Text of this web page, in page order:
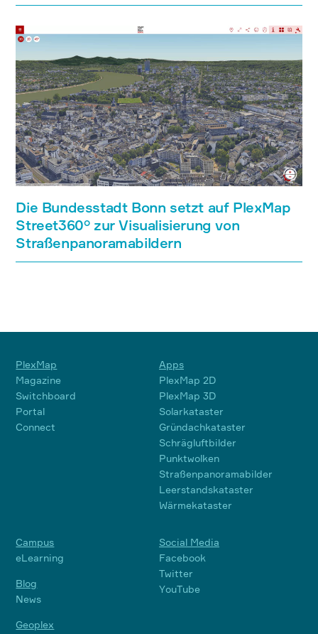
Die Bundesstadt Bonn setzt auf PlexMap
Street360° zur Visualisierung von
Straßenpanoramabildern
PlexMap
Magazine
Switchboard
Portal
Connect
Apps
PlexMap 2D
PlexMap 3D
Solarkataster
Gründachkataster
Schrägluftbilder
Punktwolken
Straßenpanoramabilder
Leerstandskataster
Wärmekataster
Campus
eLearning
Blog
News
Geoplex
Social Media
Facebook
Twitter
YouTube